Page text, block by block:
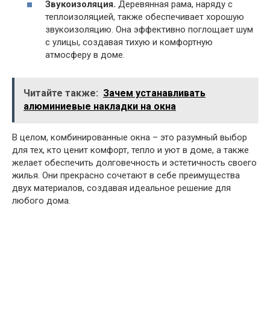
Звукоизоляция. Деревянная рама, наряду с
теплоизоляцией, также обеспечивает хорошую
звукоизоляцию. Она эффективно поглощает шум
с улицы, создавая тихую и комфортную
атмосферу в доме.
Читайте также: Зачем устанавливать
алюминиевые накладки на окна
В целом, комбинированные окна – это разумный выбор
для тех, кто ценит комфорт, тепло и уют в доме, а также
желает обеспечить долговечность и эстетичность своего
жилья. Они прекрасно сочетают в себе преимущества
двух материалов, создавая идеальное решение для
любого дома.